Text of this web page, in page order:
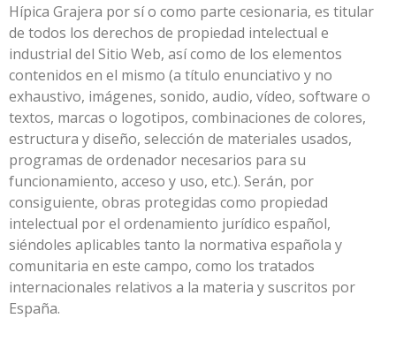
Hípica Grajera por sí o como parte cesionaria, es titular
de todos los derechos de propiedad intelectual e
industrial del Sitio Web, así como de los elementos
contenidos en el mismo (a título enunciativo y no
exhaustivo, imágenes, sonido, audio, vídeo, software o
textos, marcas o logotipos, combinaciones de colores,
estructura y diseño, selección de materiales usados,
programas de ordenador necesarios para su
funcionamiento, acceso y uso, etc.). Serán, por
consiguiente, obras protegidas como propiedad
intelectual por el ordenamiento jurídico español,
siéndoles aplicables tanto la normativa española y
comunitaria en este campo, como los tratados
internacionales relativos a la materia y suscritos por
España.